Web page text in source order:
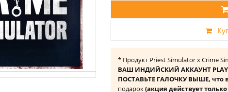
* Продукт Priest Simulator x Crime
ВАШ ИНДИЙСКИЙ АККАУНТ
ПОСТАВЬТЕ ГАЛОЧКУ ВЫШЕ, что
подарок(акция действует